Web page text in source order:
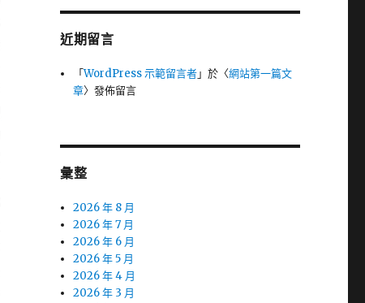
近期留言
「WordPress 示範留言者」於〈網站第一篇文
章〉發佈留言
彙整
2026 年 8 月
2026 年 7 月
2026 年 6 月
2026 年 5 月
2026 年 4 月
2026 年 3 月